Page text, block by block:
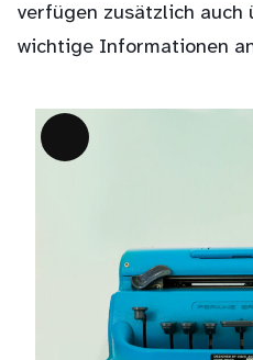
verfügen zusätzlich auch
wichtige Informationen
Lange